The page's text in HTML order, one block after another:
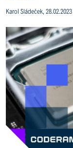
Karol Sládeček, 28.02.2023